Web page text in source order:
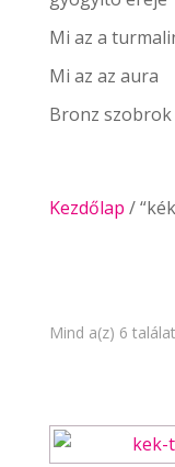
Kezdőlap /
Mind a(z) 6
Mi az a
Mi az az aura
Bronz